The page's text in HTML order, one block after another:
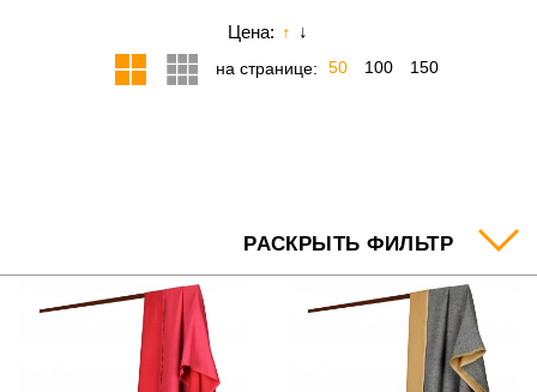
Цена: ↑ ↓
на странице: 50 100 150
РАСКРЫТЬ ФИЛЬТР